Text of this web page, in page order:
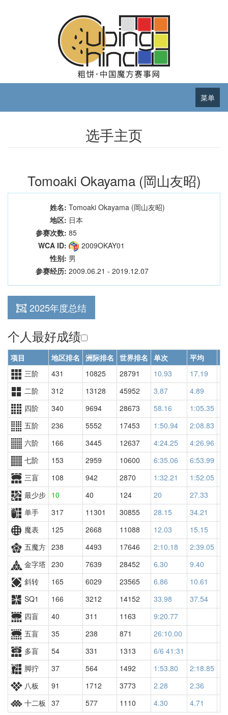
菜单
选手主页
Tomoaki Okayama (岡山友昭)
姓名: Tomoaki Okayama (岡山友昭)
地区: 日本
参赛次数: 85
WCA ID:
2009OKAY01
性别: 男
参赛经历: 2009.06.21 - 2019.12.07
2025年度总结
个人最好成绩
项目 地区排名 洲际排名 世界排名 单次 平均
三阶
431 10825 28791 10.93 17.19
二阶
312 13128 45952 3.87 4.89
四阶
340 9694 28673 58.16 1:05.35
五阶
236 5552 17453 1:50.94 2:08.83
六阶
166 3445 12637 4:24.25 4:26.96
七阶
153 2959 10600 6:35.06 6:53.99
三盲
108 942 2870 1:32.21 1:52.05
最少步 10 40 124 20 27.33
单手
317 11301 30855 28.15 34.21
魔表
125 2668 11088 12.03 15.15
五魔方 238 4493 17646 2:10.18 2:39.05
金字塔 230 7639 28452 6.30 9.40
斜转
165 6029 23565 6.86 10.61
SQ1
166 3212 14152 33.98 37.54
四盲
40 311 1163
9:20.77
五盲
35 238 871
26:10.00
多盲
54 331 1313
6/6 41:31
脚拧
37 564 1492 1:53.80 2:18.85
八板
91 1712 3773 2.28 2.36
十二板
37 577 1110 4.30 4.71